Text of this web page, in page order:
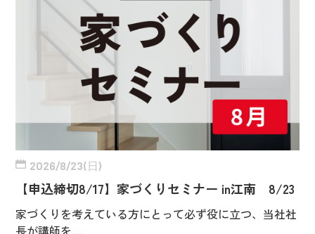
2026/8/23(日)
【申込締切8/17】家づくりセミナー in江南 8/23
家づくりを考えている方にとって必ず役に立つ、当社社
長が講師を…